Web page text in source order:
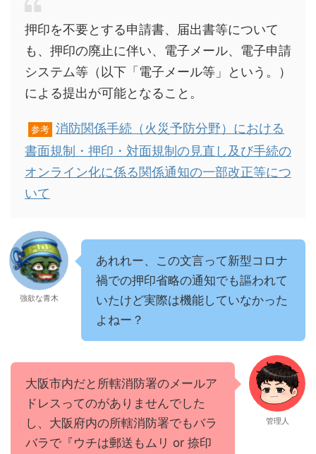
押印を不要とする申請書、届出書等について
も、押印の廃止に伴い、電子メール、電子申請
システム等（以下「電子メール等」という。）
による提出が可能となること。
参考 消防関係手続（火災予防分野）における
書面規制・押印・対面規制の見直し及び手続の
オンライン化に係る関係通知の一部改正等につ
いて
強欲な青木
あれれー、この文言って新型コロナ
禍での押印省略の通知でも謳われて
いたけど実際は機能していなかった
よねー？
大阪市内だと所轄消防署のメールア
ドレスってのがありませんでした
し、大阪府内の所轄消防署でもバラ
バラで『ウチは郵送もムリ or 捺印
管理人